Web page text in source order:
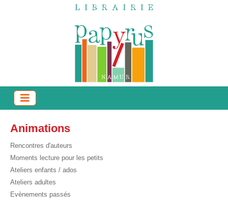
Animations
Rencontres d'auteurs
Moments lecture pour les petits
Ateliers enfants / ados
Ateliers adultes
Evènements passés